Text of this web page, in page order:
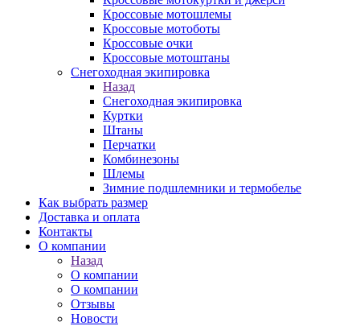
Кроссовые мотошлемы
Кроссовые мотоботы
Кроссовые очки
Кроссовые мотоштаны
Снегоходная экипировка
Назад
Снегоходная экипировка
Куртки
Штаны
Перчатки
Комбинезоны
Шлемы
Зимние подшлемники и термобелье
Как выбрать размер
Доставка и оплата
Контакты
О компании
Назад
О компании
О компании
Отзывы
Новости